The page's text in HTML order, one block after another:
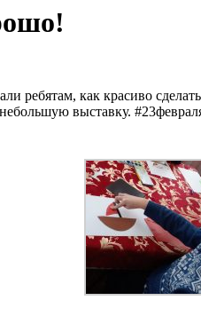
ребятам, как красиво
выставку.